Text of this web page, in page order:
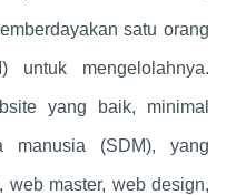
satu orang
untuk mengelolahnya.
yang baik, minimal
manusia (SDM), yang
web master, web design,